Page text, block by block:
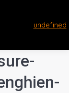
undefined